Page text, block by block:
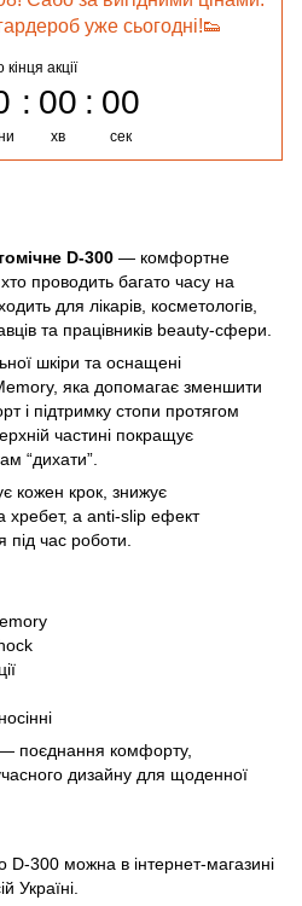
уже сьогодні!👟
кінця акції
00
хв
00
сек
D-300 — комфортне
проводить багато часу на
для лікарів, косметологів,
та працівників beauty-сфери.
шкіри та оснащені
яка допомагає зменшити
і підтримку стопи протягом
частині покращує
“дихати”.
кожен крок, знижує
хребет, а anti-slip ефект
під час роботи.
поєднання комфорту,
дизайну для щоденної
D-300 можна в інтернет-магазині
Україні.